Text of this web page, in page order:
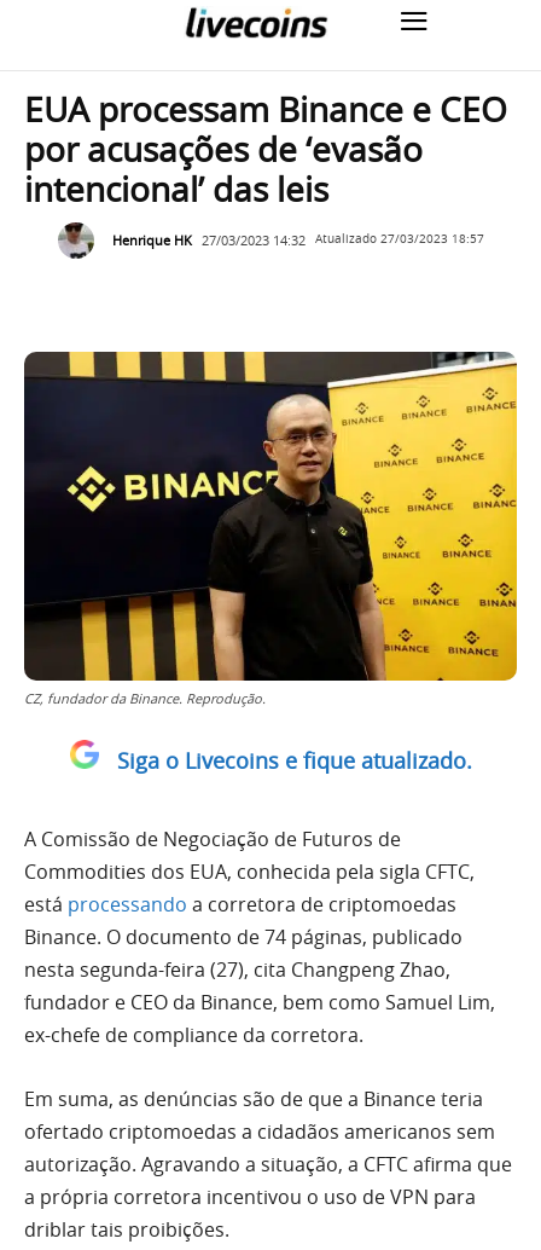
EUA processam Binance e CEO
por acusações de ‘evasão
intencional’ das leis
Henrique HK 27/03/2023 14:32 Atualizado 27/03/2023 18:57
CZ, fundador da Binance. Reprodução.
Siga o Livecoins e fique atualizado.
A Comissão de Negociação de Futuros de
Commodities dos EUA, conhecida pela sigla CFTC,
está processando a corretora de criptomoedas
Binance. O documento de 74 páginas, publicado
nesta segunda-feira (27), cita Changpeng Zhao,
fundador e CEO da Binance, bem como Samuel Lim,
ex-chefe de compliance da corretora.
Em suma, as denúncias são de que a Binance teria
ofertado criptomoedas a cidadãos americanos sem
autorização. Agravando a situação, a CFTC afirma que
a própria corretora incentivou o uso de VPN para
driblar tais proibições.